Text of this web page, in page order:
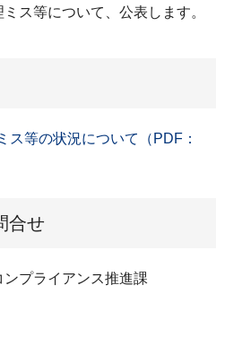
ス等について、公表します。
ス等の状況について（PDF：
合せ
プライアンス推進課